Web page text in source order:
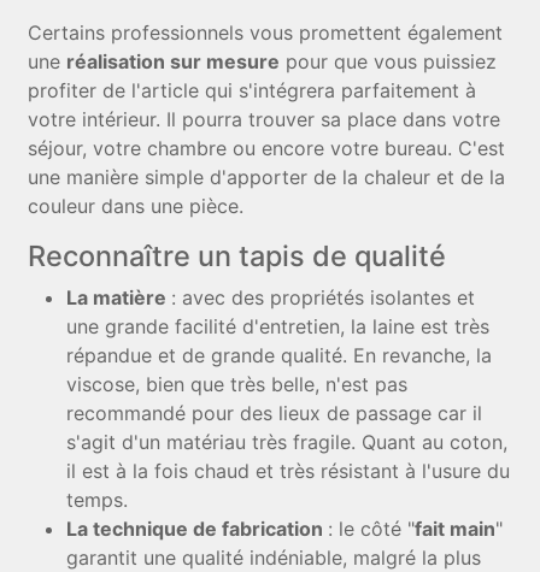
Certains professionnels vous promettent également
une réalisation sur mesure pour que vous puissiez
profiter de l'article qui s'intégrera parfaitement à
votre intérieur. Il pourra trouver sa place dans votre
séjour, votre chambre ou encore votre bureau. C'est
une manière simple d'apporter de la chaleur et de la
couleur dans une pièce.
Reconnaître un tapis de qualité
La matière : avec des propriétés isolantes et
une grande facilité d'entretien, la laine est très
répandue et de grande qualité. En revanche, la
viscose, bien que très belle, n'est pas
recommandé pour des lieux de passage car il
s'agit d'un matériau très fragile. Quant au coton,
il est à la fois chaud et très résistant à l'usure du
temps.
La technique de fabrication : le côté "fait main"
garantit une qualité indéniable, malgré la plus